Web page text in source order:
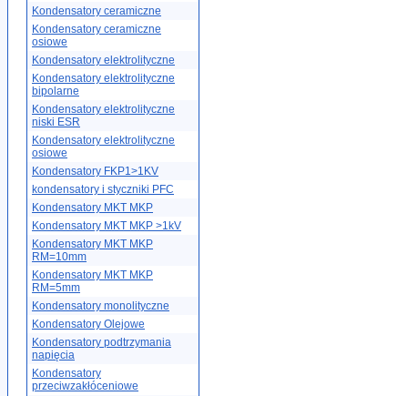
Kondensatory ceramiczne
Kondensatory ceramiczne
osiowe
Kondensatory elektrolityczne
Kondensatory elektrolityczne
bipolarne
Kondensatory elektrolityczne
niski ESR
Kondensatory elektrolityczne
osiowe
Kondensatory FKP1>1KV
kondensatory i styczniki PFC
Kondensatory MKT MKP
Kondensatory MKT MKP >1kV
Kondensatory MKT MKP
RM=10mm
Kondensatory MKT MKP
RM=5mm
Kondensatory monolityczne
Kondensatory Olejowe
Kondensatory podtrzymania
napięcia
Kondensatory
przeciwzakłóceniowe